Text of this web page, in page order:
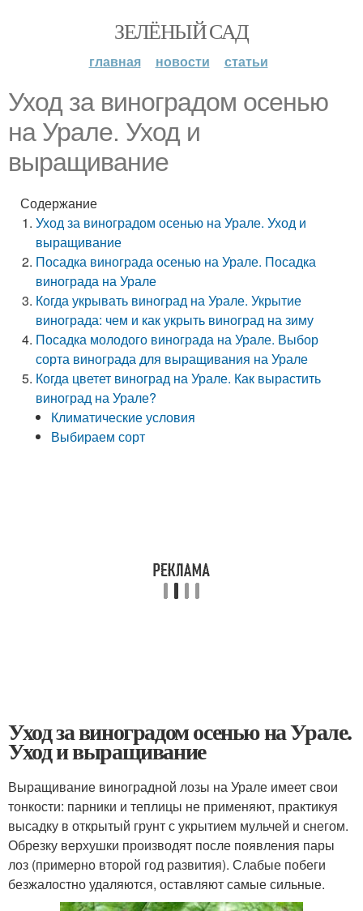
ЗЕЛЁНЫЙ САД
главная новости статьи
Уход за виноградом осенью
на Урале. Уход и
выращивание
Содержание
Уход за виноградом осенью на Урале. Уход и
выращивание
Посадка винограда осенью на Урале. Посадка
винограда на Урале
Когда укрывать виноград на Урале. Укрытие
винограда: чем и как укрыть виноград на зиму
Посадка молодого винограда на Урале. Выбор
сорта винограда для выращивания на Урале
Когда цветет виноград на Урале. Как вырастить
виноград на Урале?
Климатические условия
Выбираем сорт
Уход за виноградом осенью на Урале.
Уход и выращивание
Выращивание виноградной лозы на Урале имеет свои
тонкости: парники и теплицы не применяют, практикуя
высадку в открытый грунт с укрытием мульчей и снегом.
Обрезку верхушки производят после появления пары
лоз (примерно второй год развития). Слабые побеги
безжалостно удаляются, оставляют самые сильные.